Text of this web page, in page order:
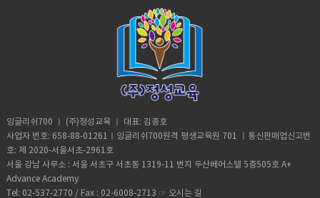
징 영역별 균형 학습: Reading, Listening,
Speaking, Writing의 네 가지 영역이 포함되
어 영어를 다각도로 학습할 수 있습니다.실생
활 중심의 문제: 학교 생활, 친구 관계, 취미
등 실생활과 관련된 주제가 많아 실용적인 영
어 학습이 가능합니다.난이도 조정 가능: 학생
의 현재 실력에 맞는 수준에서 시작하여 점진
적으로 난이도를 높일 수 있습니다. 2. 토플
해력 강화다양한 독해 지문 제공: 교재나 문제
에서 제공되는 지문이 문학, 과학, 역사 등 다
에 확장할 수 있습니다.추론과 요약 훈련: 단
주제를 이해하는 능력을 키울 수 있습니
해외 대학 진학까지 이어질 수 있는 장기적 학
업 로드맵을 기반으로 설계되어 있습니다.수
강 대상국제중학교 입학을 준비하며, 인터뷰·
자소서·스피킹 실력을 종합적으로 강화하고
자 하는 학생학원식 모범답안이 아닌, 개성과
논리를 살린 자기주도적 준비를 원하는 학생
과 학부모님국제중 또는 외고 진학 후 진행되
대비하고자 하는 학생필리핀 국제학교, 해외
유학 등을 고려하지만 현지 연수가 어려운 상
업 진행 방향인터뷰 대비 : 실전 면접 환경을
훈련자소서 및 에세이 첨삭 : 학생이 직접 작
졌습니다.English700의 전략: 무작정 많이 푸
는 '양치기'는 통하지 않습니다. 변화된 시험
환경(Bluebook)에 맞춰 디지털 디바이스로
실전 감각을 익히는 훈련이 필수입니다.2.
English700 SAT 특별반의 핵심 전략 Digital
SAT Verbal 영역의 핵심은 Words in
Context(문맥 속 어휘)와 Logical
어) 집중 공략: 한국 학생들에게 비교적 쉬운
수학수업을 하지 않습니다. 점수 향상이 절실
여 시간과 비용을 획기적으로 절약합니다. 검
을 거친 필리핀 명문대 출신 원어민 강사진이
잉글리쉬700 ㅣ (주)정성교육 ㅣ 대표: 김종호
사업자 번호: 658-88-01261ㅣ잉글리쉬700원격 평생교육원 701 ㅣ통신판매업신고번
호: 제 2020-서울서초-2961호
서울 강남 사무소 : 서울 서초구 서초동 1319-11 번지 두산베어스텔 5층505호 A+
Advance Academy
Tel: 02-537-2770 / Fax : 02-6008-2713 ☞ 오시는 길